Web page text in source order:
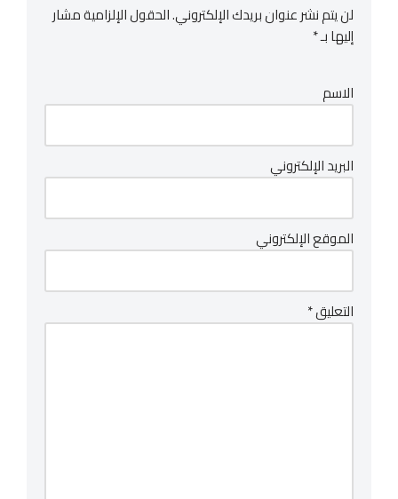
لن يتم نشر عنوان بريدك الإلكتروني.الحقول الإلزامية مشار
إليها بـ*
الاسم
البريد الإلكتروني
الموقع الإلكتروني
التعليق*